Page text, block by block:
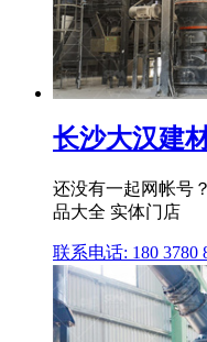
长沙大汉建
还没有一起网帐号
品大全 实体门店
联系电话: 180 3780